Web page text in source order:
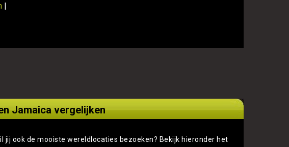
|
Jamaica vergelijken
jij ook de mooiste wereldlocaties bezoeken? Bekijk hieronder het